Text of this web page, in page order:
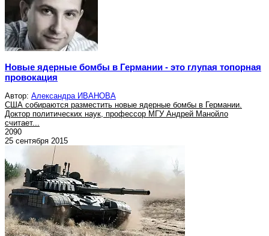
Новые ядерные бомбы в Германии - это глупая топорная
провокация
Автор: Александра ИВАНОВА
США собираются разместить новые ядерные бомбы в Германии.
Доктор политических наук, профессор МГУ Андрей Манойло
считает...
2090
25 сентября 2015